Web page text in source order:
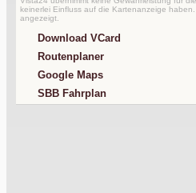
keinerlei Einfluss auf die Kartenanzeige
angezeigt.
Download VCard
Routenplaner
Google Maps
SBB Fahrplan